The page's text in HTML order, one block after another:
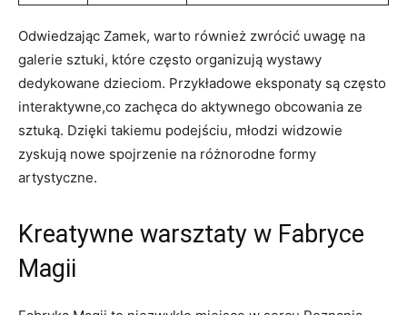
Odwiedzając Zamek, warto również zwrócić uwagę na
galerie sztuki, które często organizują wystawy⁤
dedykowane dzieciom. Przykładowe eksponaty są często
interaktywne,co ‍zachęca do aktywnego obcowania ze
sztuką. Dzięki takiemu podejściu, młodzi widzowie
zyskują nowe spojrzenie na różnorodne formy
artystyczne.
Kreatywne warsztaty w ‌Fabryce
Magii